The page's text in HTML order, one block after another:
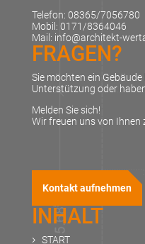
Telefon: 08365/7056780
Mobil: 0171/8364046
Mail: info@architekt-
FRAGEN?
Sie möchten ein
Unterstützung oder
Melden Sie sich!
Wir freuen uns von Ihnen
Kontakt aufnehmen
INHALT
START